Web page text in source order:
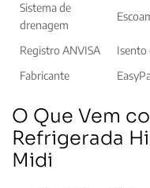
Sistema de
drenagem
Registro ANVISA
Isento
Fabricante
O Que Vem
Refrigerada
Midi